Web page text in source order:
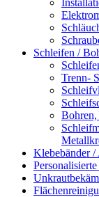
Schleifen /
Trenn-
Bohren,
Klebebänder